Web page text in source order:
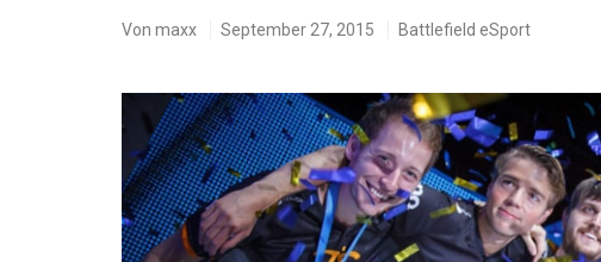
Von maxx September 27, 2015 Battlefield eSport